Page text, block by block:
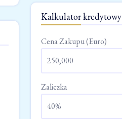
Kalkulator kredytowy
Cena Zakupu (Euro)
Zaliczka